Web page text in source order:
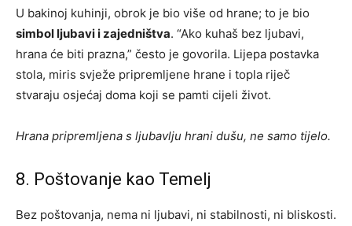
U bakinoj kuhinji, obrok je bio više od hrane; to je bio
simbol ljubavi i zajedništva. “Ako kuhaš bez ljubavi,
hrana će biti prazna,” često je govorila. Lijepa postavka
stola, miris svježe pripremljene hrane i topla riječ
stvaraju osjećaj doma koji se pamti cijeli život.
Hrana pripremljena s ljubavlju hrani dušu, ne samo tijelo.
8. Poštovanje kao Temelj
Bez poštovanja, nema ni ljubavi, ni stabilnosti, ni bliskosti.